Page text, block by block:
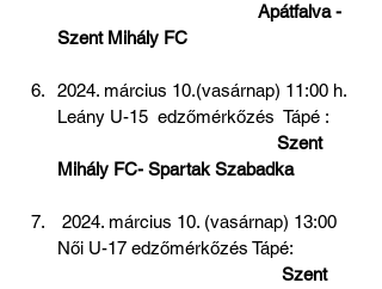
Apátfalva -
Szent Mihály FC
2024. március 10.(vasárnap) 11:00 h.
Leány U-15  edzőmérkőzés  Tápé :
Szent
Mihály FC- Spartak Szabadka
Női U-17 edzőmérkőzés Tápé:
Szent